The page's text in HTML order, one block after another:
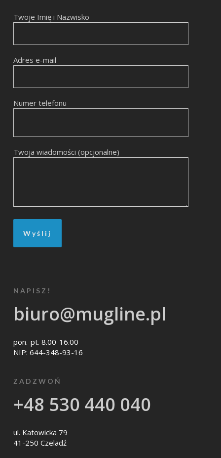
Twoje Imię i Nazwisko
Adres e-mail
Numer telefonu
Twoja wiadomości (opcjonalne)
NAPISZ!
biuro@mugline.pl
pon.-pt. 8.00-16.00
NIP: 644-348-93-16
ZADZWOŃ
+48 530 440 040
ul. Katowicka 79
41-250 Czeladź